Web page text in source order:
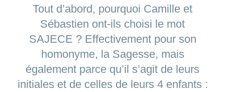
Tout d’abord, pourquoi Camille et
Sébastien ont-ils choisi le mot
SAJECE ? Effectivement pour son
homonyme, la Sagesse, mais
également parce qu’il s’agit de leurs
initiales et de celles de leurs 4 enfants :